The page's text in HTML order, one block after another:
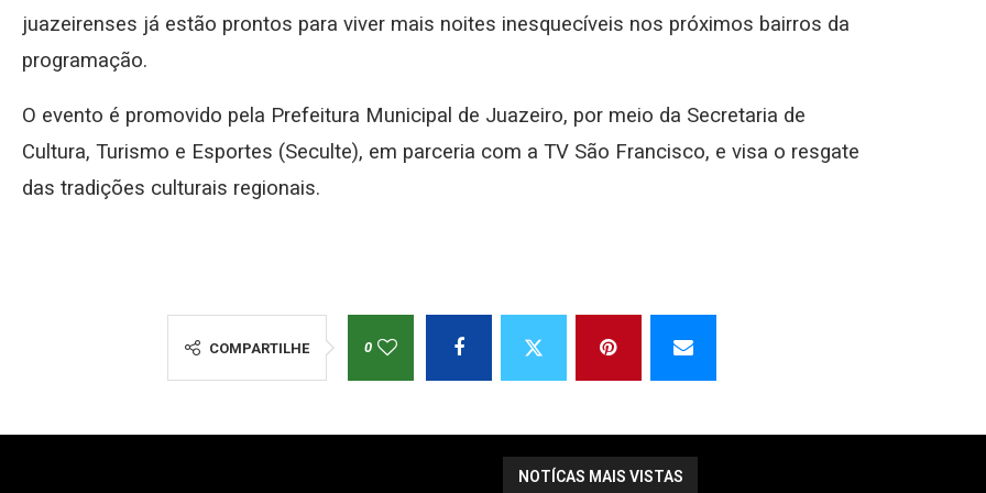
juazeirenses já estão prontos para viver mais noites inesquecíveis nos próximos bairros da
programação.
O evento é promovido pela Prefeitura Municipal de Juazeiro, por meio da Secretaria de
Cultura, Turismo e Esportes (Seculte), em parceria com a TV São Francisco, e visa o resgate
das tradições culturais regionais.
COMPARTILHE 0
NOTÍCAS MAIS VISTAS